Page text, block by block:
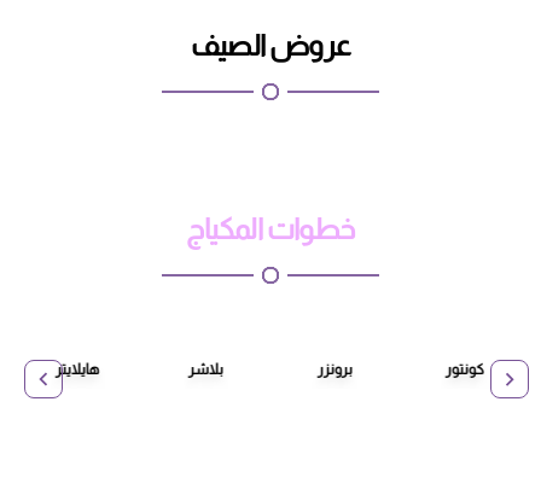
عروض الصيف
خطوات المكياج
كونتور برونزر بلاشر هايلايتر